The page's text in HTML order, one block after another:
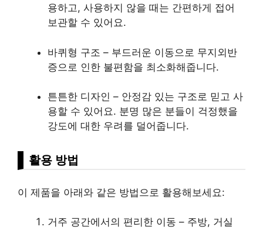
용하고, 사용하지 않을 때는 간편하게 접어
보관할 수 있어요.
바퀴형 구조 – 부드러운 이동으로 무지외반
증으로 인한 불편함을 최소화해줍니다.
튼튼한 디자인 – 안정감 있는 구조로 믿고 사
용할 수 있어요. 분명 많은 분들이 걱정했을
강도에 대한 우려를 덜어줍니다.
활용 방법
이 제품을 아래와 같은 방법으로 활용해보세요:
거주 공간에서의 편리한 이동 – 주방, 거실